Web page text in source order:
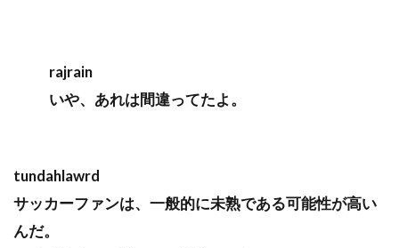
rajrain
いや、あれは間違ってたよ。
tundahlawrd
サッカーファンは、一般的に未熟である可能性が高い
んだ。